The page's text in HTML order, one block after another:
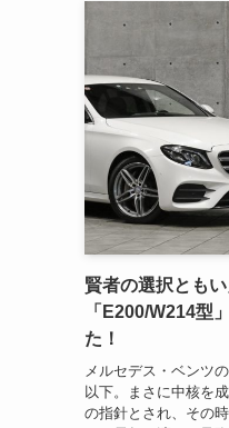
賢者の選択とも
「E200/W214型
た！
メルセデス・ベンツ
以下。まさに中核を
の指針とされ、その